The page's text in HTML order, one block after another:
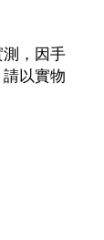
測，因手
以實物